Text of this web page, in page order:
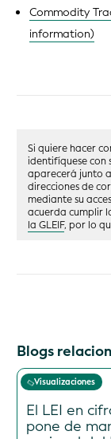
Commodity
information)
Si quiere hacer
identifíquese con
aparecerá junto
direcciones de
mediante su
acuerda cumplir
la GLEIF, por lo
Blogs
Visualizaciones
El LEI en
pone de